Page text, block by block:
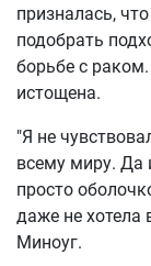
призналась,
подобрать
борьбе с
истощена.
"Я не
всему миру. Да
просто
даже не хотела
Миноуг.